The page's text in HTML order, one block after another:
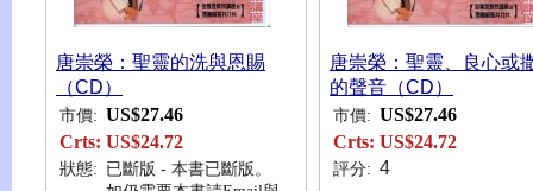
唐崇榮：聖靈的洗與恩賜
（CD）
市價: US$27.46
Crts: US$24.72
狀態: 已斷版 - 本書已斷版。
唐崇榮：聖靈、良心或
的聲音（CD）
市價: US$27.46
Crts: US$24.72
評分: 4